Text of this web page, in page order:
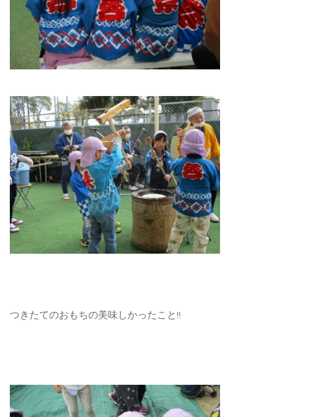
つきたてのおもちの美味しかったこと!!